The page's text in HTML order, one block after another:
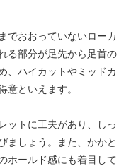
でおおっていないローカ
る部分が足先から足首の
、ハイカットやミッドカ
意といえます。
ットに工夫があり、しっ
ましょう。また、かかと
ホールド感にも着目して